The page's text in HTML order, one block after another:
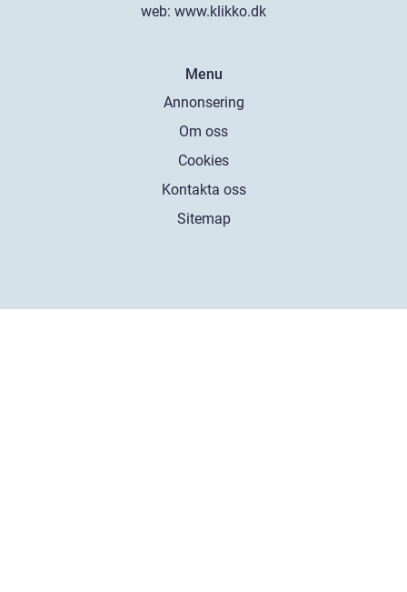
web: www.klikko.dk
Menu
Annonsering
Om oss
Cookies
Kontakta oss
Sitemap